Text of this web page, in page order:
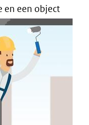
en een object